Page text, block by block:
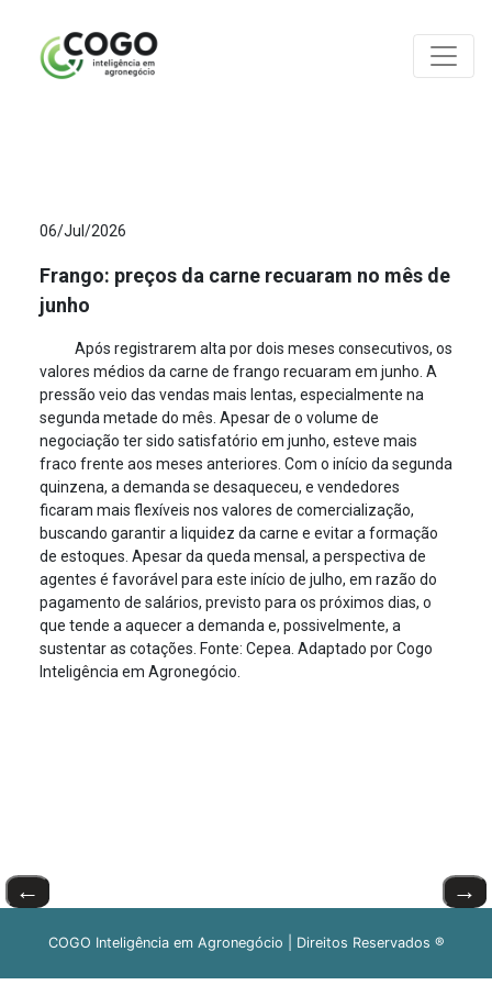
06/Jul/2026
Frango: preços da carne recuaram no mês de
junho
Após registrarem alta por dois meses consecutivos, os
valores médios da carne de frango recuaram em junho. A
pressão veio das vendas mais lentas, especialmente na
segunda metade do mês. Apesar de o volume de
negociação ter sido satisfatório em junho, esteve mais
fraco frente aos meses anteriores. Com o início da segunda
quinzena, a demanda se desaqueceu, e vendedores
ficaram mais flexíveis nos valores de comercialização,
buscando garantir a liquidez da carne e evitar a formação
de estoques. Apesar da queda mensal, a perspectiva de
agentes é favorável para este início de julho, em razão do
pagamento de salários, previsto para os próximos dias, o
que tende a aquecer a demanda e, possivelmente, a
sustentar as cotações. Fonte: Cepea. Adaptado por Cogo
Inteligência em Agronegócio.
← →
COGO Inteligência em Agronegócio | Direitos Reservados ®